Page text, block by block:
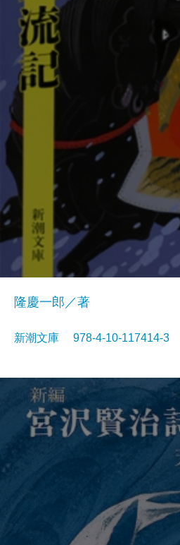
隆慶一郎／著
新潮文庫 978-4-10-117414-